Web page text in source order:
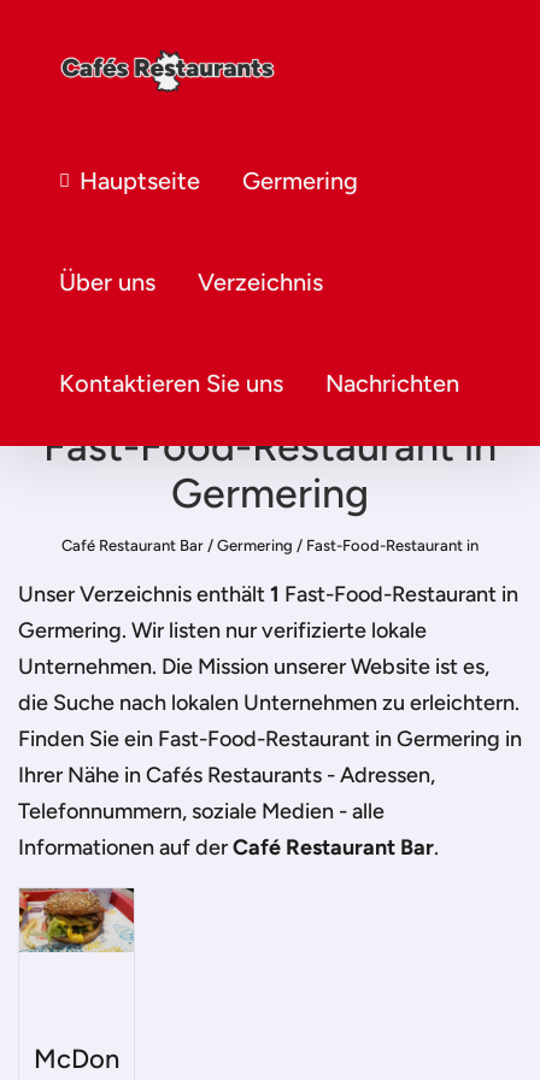
Hauptseite Germering
Über uns Verzeichnis
Kontaktieren Sie uns Nachrichten
Fast-Food-Restaurant in
Germering
Café Restaurant Bar / Germering / Fast-Food-Restaurant in
Unser Verzeichnis enthält1 Fast-Food-Restaurant in
Germering. Wir listen nur verifizierte lokale
Unternehmen. Die Mission unserer Website ist es,
die Suche nach lokalen Unternehmen zu erleichtern.
Finden Sie ein Fast-Food-Restaurant in Germering in
Ihrer Nähe in Cafés Restaurants - Adressen,
Telefonnummern, soziale Medien - alle
Informationen auf derCafé Restaurant Bar.
McDon